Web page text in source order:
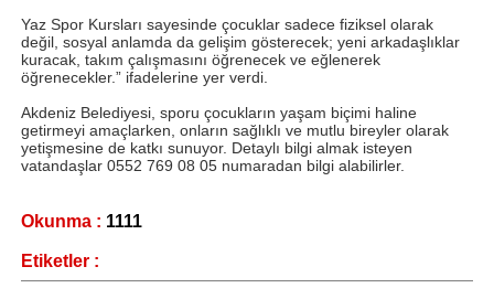
Yaz Spor Kursları sayesinde çocuklar sadece fiziksel olarak
değil, sosyal anlamda da gelişim gösterecek; yeni arkadaşlıklar
kuracak, takım çalışmasını öğrenecek ve eğlenerek
öğrenecekler.” ifadelerine yer verdi.
Akdeniz Belediyesi, sporu çocukların yaşam biçimi haline
getirmeyi amaçlarken, onların sağlıklı ve mutlu bireyler olarak
yetişmesine de katkı sunuyor. Detaylı bilgi almak isteyen
vatandaşlar 0552 769 08 05 numaradan bilgi alabilirler.
Okunma : 1111
Etiketler :